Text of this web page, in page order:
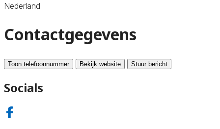
Nederland
Contactgegevens
Toon telefoonnummer Bekijk website Stuur bericht
Socials